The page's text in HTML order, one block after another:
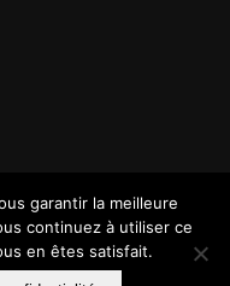
garantir la meilleure
continuez à utiliser ce
en êtes satisfait.
us